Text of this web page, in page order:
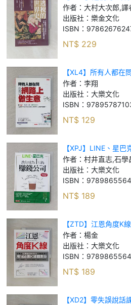
形塑今日全球樣貌的
許郁文
作者： 大村大次郎,譯
出版社： 樂金文化
ISBN：
NT$ 229
【XL4】所有人都在
寶、創新工廠、阿里
熱銷所有獨門絕招！_
作者： 李翔
出版社： 大樂文化
ISBN：
NT$ 129
【XPJ】LINE、星巴
只要學會一個動作，
村井直志, 石學昌
作者： 村井直志,石學
出版社： 大樂文化
ISBN：
NT$ 189
【ZTD】江恩角度K
作者： 楊金
出版社： 大樂文化
ISBN：
NT$ 189
【XD2】零失誤說話